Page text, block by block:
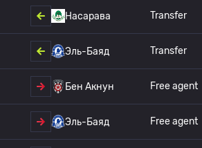
Насарава Transfer
Эль-Баяд Transfer
Бен Акнун Free agent
Эль-Баяд Free agent